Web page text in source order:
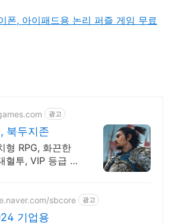
폰, 아이패드용 논리 퍼즐 게임 무료
광고
북두지존
형 RPG, 화끈한
혈투, VIP 등급 무
sbcore 광고
기업용